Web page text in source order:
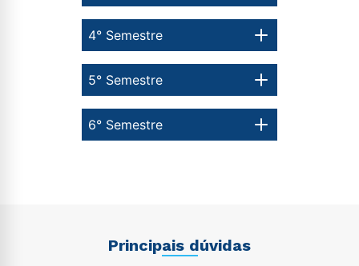
6° Semestre
5° Semestre
4° Semestre
Principais dúvidas